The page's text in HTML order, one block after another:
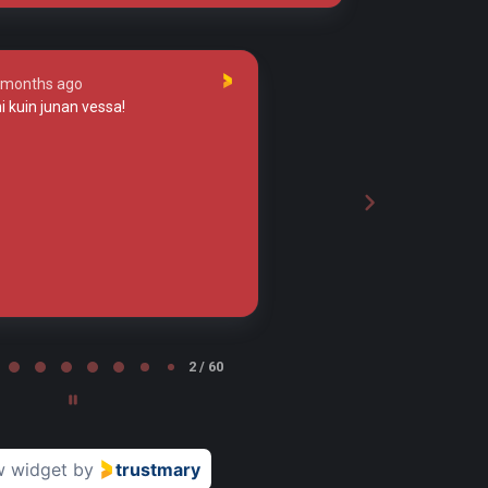
ago
kuin junan vessa!
2 / 60
widget by trustmary